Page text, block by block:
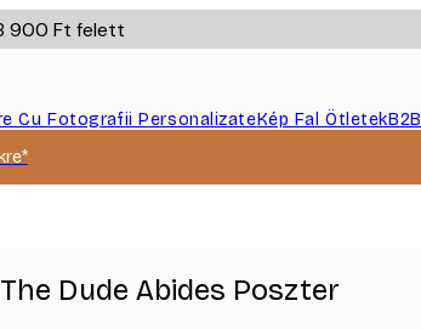
900 Ft felett
Cu Fotografii PersonalizateKép Fal ÖtletekB2B
The Dude Abides Poszter